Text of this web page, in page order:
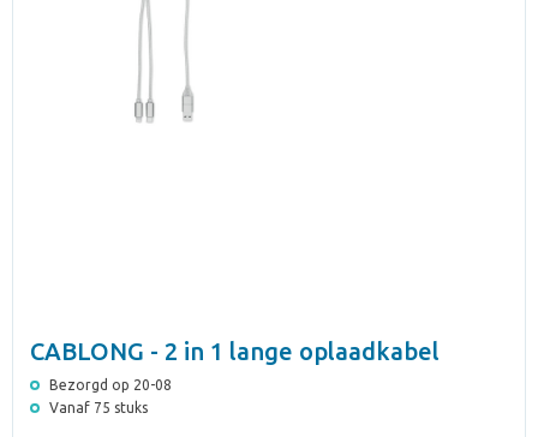
CABLONG - 2 in 1 lange oplaadkabel
Bezorgd op 20-08
Vanaf 75 stuks